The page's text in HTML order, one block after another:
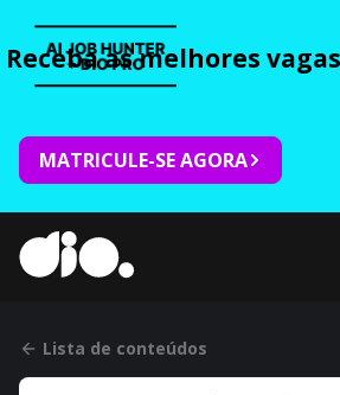
Receba as melhores
MATRICULE-SE AGORA
Lista de conteúdos